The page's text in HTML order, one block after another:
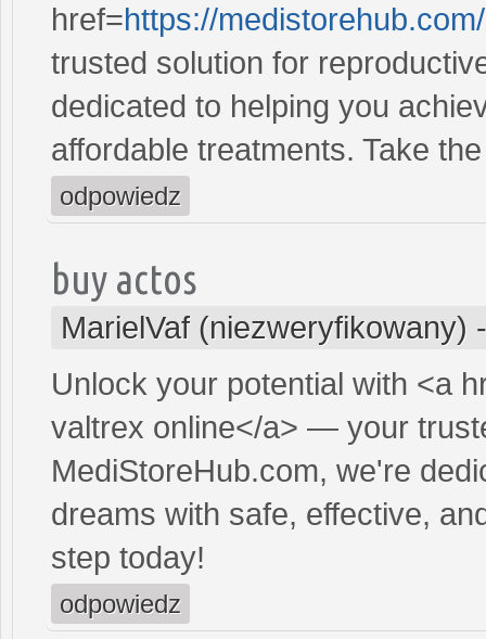
href=https://
trusted solution for
dedicated to helping you
affordable treatments. Take
odpowiedz
buy actos
MarielVaf (niezweryfikowany)
Unlock your potential with <a
valtrex online</a> — your
MediStoreHub.com, we're
dreams with safe, effective,
step today!
odpowiedz